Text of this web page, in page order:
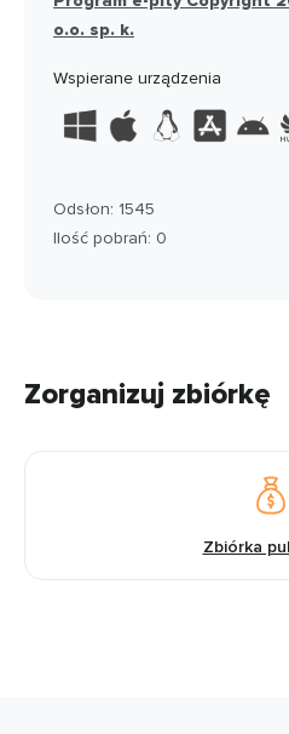
o.o. sp. k.
Wspierane urządzenia
Odsłon: 1545
Ilość pobrań: 0
Zorganizuj zbiórkę
Zbiórka